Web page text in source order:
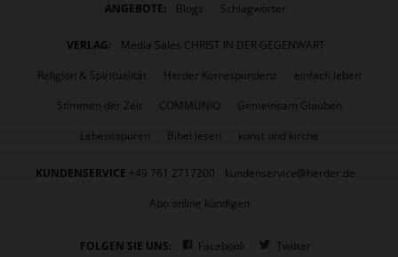
ANGEBOTE: Blogs Schlagwörter
VERLAG:
Media Sales CHRIST IN DER GEGENWART
Religion & Spiritualität
Herder Korrespondenz
einfach leben
Stimmen der Zeit
COMMUNIO
Gemeinsam Glauben
Lebensspuren
Bibel lesen kunst und kirche
KUNDENSERVICE +49 761 2717200
kundenservice@herder.de
Abo online kündigen
FOLGEN SIE UNS: Facebook Twitter